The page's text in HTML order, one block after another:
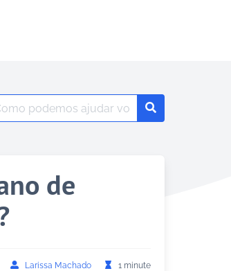
Search
de
Larissa Machado 1 minute